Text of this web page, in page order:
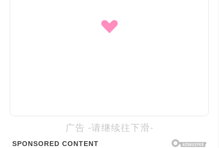
广告 -请继续往下滑-